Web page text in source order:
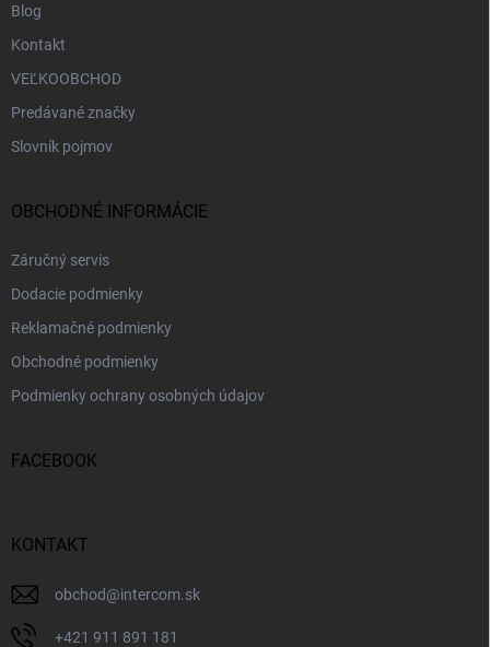
Blog
Kontakt
VEĽKOOBCHOD
Predávané značky
Slovník pojmov
OBCHODNÉ INFORMÁCIE
Záručný servis
Dodacie podmienky
Reklamačné podmienky
Obchodné podmienky
Podmienky ochrany osobných údajov
FACEBOOK
KONTAKT
obchod@intercom.sk
+421 911 891 181